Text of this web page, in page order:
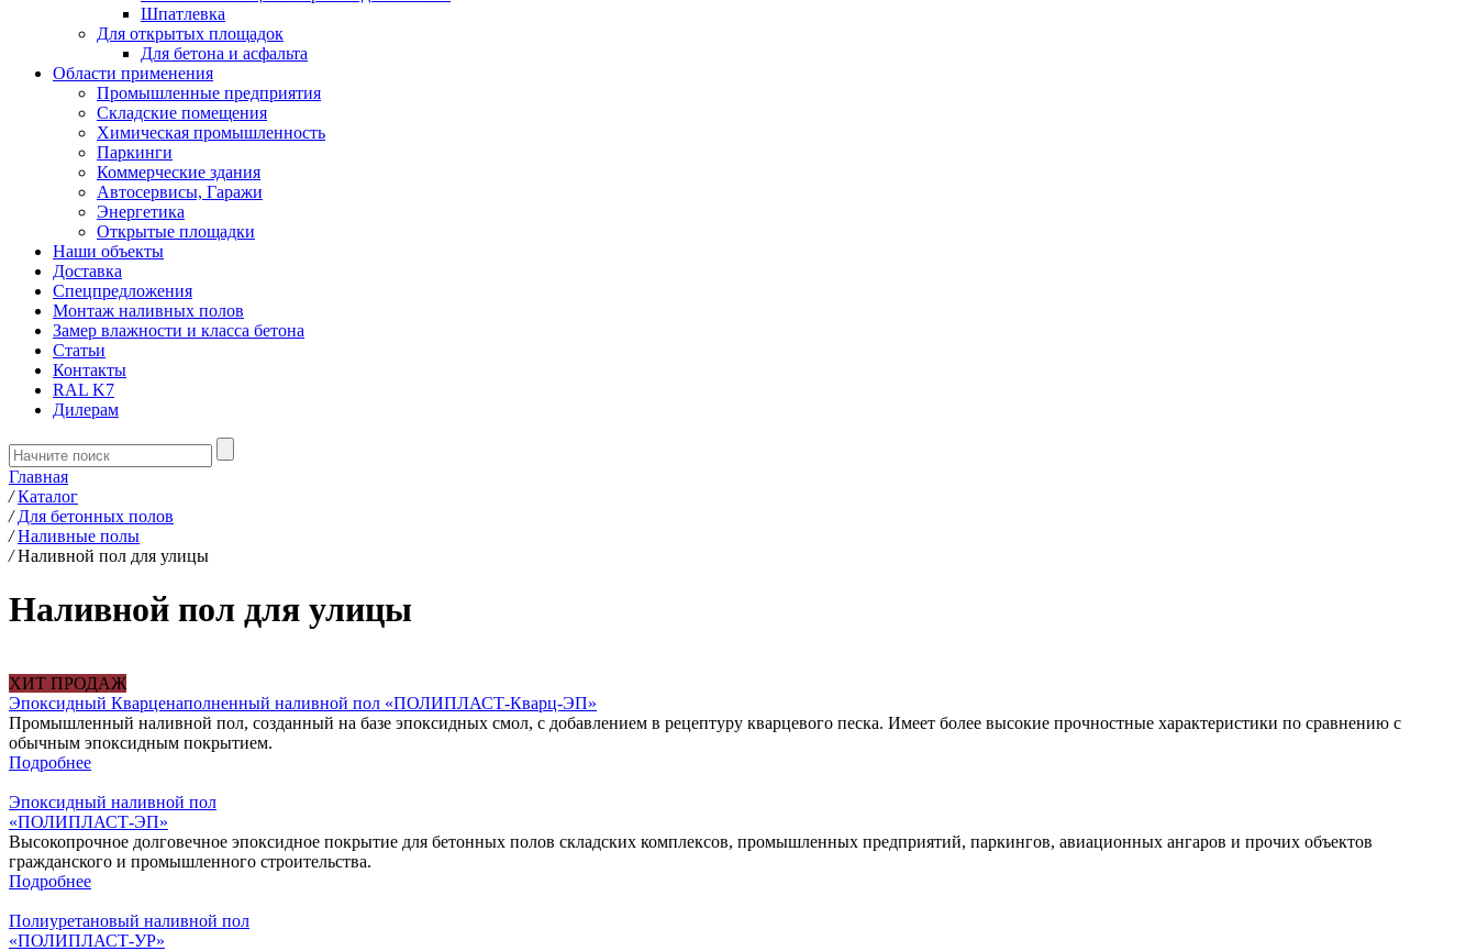
Шпатлевка
Для открытых площадок
Для бетона и асфальта
Области применения
Промышленные предприятия
Складские помещения
Химическая промышленность
Паркинги
Коммерческие здания
Автосервисы, Гаражи
Энергетика
Открытые площадки
Наши объекты
Доставка
Спецпредложения
Монтаж наливных полов
Замер влажности и класса бетона
Статьи
Контакты
RAL K7
Дилерам
Главная
/ Каталог
/ Для бетонных полов
/ Наливные полы
/ Наливной пол для улицы
Наливной пол для улицы
ХИТ ПРОДАЖ
Эпоксидный Кварценаполненный наливной пол «ПОЛИПЛАСТ-Кварц-ЭП»
Промышленный наливной пол, созданный на базе эпоксидных смол, с добавлением в рецептуру кварцевого песка. Имеет более высокие прочностные характеристики по сравнению с
обычным эпоксидным покрытием.
Подробнее
Эпоксидный наливной пол
«‎ПОЛИПЛАСТ-ЭП»
Высокопрочное долговечное эпоксидное покрытие для бетонных полов складских комплексов, промышленных предприятий, паркингов, авиационных ангаров и прочих объектов
гражданского и промышленного строительства.
Подробнее
Полиуретановый наливной пол
«ПОЛИПЛАСТ-УР»